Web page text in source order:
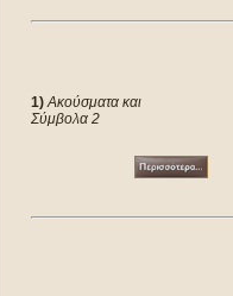
1) Ακούσματα και
Σύμβολα 2